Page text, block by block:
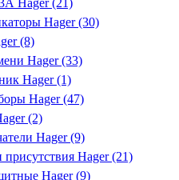
Hager (21)
Hager (30)
(8)
Hager (33)
Hager (1)
Hager (47)
(2)
Hager (9)
Hager (21)
Hager (9)